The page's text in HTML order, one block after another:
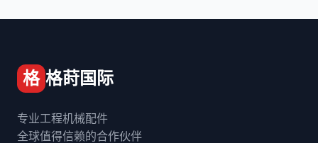
格 格莳国际
专业工程机械配件
全球值得信赖的合作伙伴